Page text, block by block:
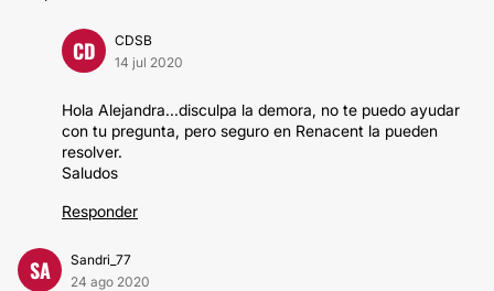
CD
CDSB
14 jul 2020
Hola Alejandra...disculpa la demora, no te puedo ayudar
con tu pregunta, pero seguro en Renacent la pueden
resolver.
Saludos
Responder
SA
Sandri_77
24 ago 2020